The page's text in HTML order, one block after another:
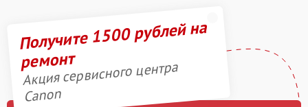
Получите 1500 рублей на
ремонт
Акция сервисного центра
Canon